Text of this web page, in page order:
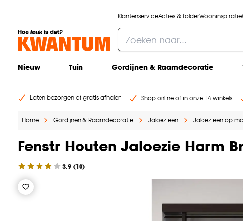
KlantenserviceActies & folderWooninspiratie
Nieuw Tuin Gordijnen & Raamdecoratie
Laten bezorgen of gratis afhalen Shop online of in onze 14 winkels
Home Gordijnen & Raamdecoratie Jaloezieën Jaloezieën op
Fenstr Houten Jaloezie Harm
3.9 (10)